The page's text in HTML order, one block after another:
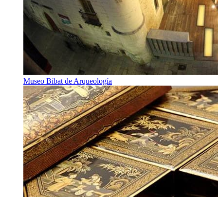
Museo Bibat de Arqueología